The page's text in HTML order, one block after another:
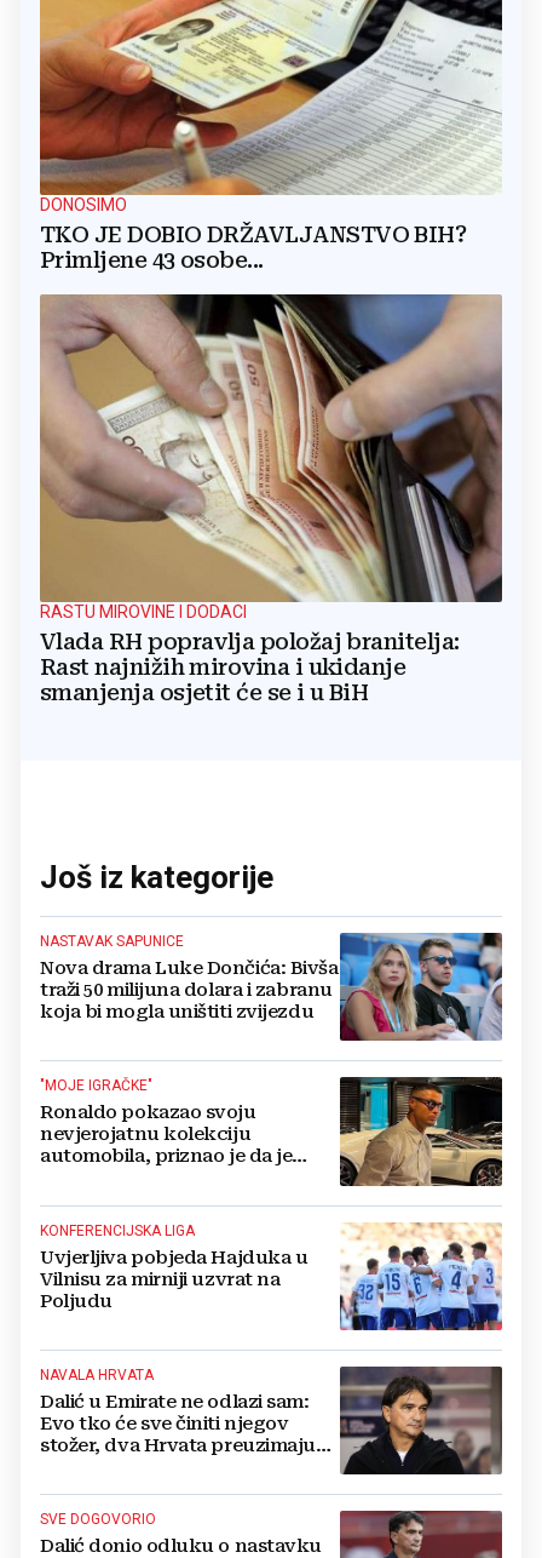
DONOSIMO
TKO JE DOBIO DRŽAVLJANSTVO BIH?
Primljene 43 osobe...
RASTU MIROVINE I DODACI
Vlada RH popravlja položaj branitelja:
Rast najnižih mirovina i ukidanje
smanjenja osjetit će se i u BiH
Još iz kategorije
NASTAVAK SAPUNICE
Nova drama Luke Dončića: Bivša
traži 50 milijuna dolara i zabranu
koja bi mogla uništiti zvijezdu
"MOJE IGRAČKE"
Ronaldo pokazao svoju
nevjerojatnu kolekciju
automobila, priznao je da je
KONFERENCIJSKA LIGA
Uvjerljiva pobjeda Hajduka u
Vilnisu za mirniji uzvrat na
Poljudu
NAVALA HRVATA
Dalić u Emirate ne odlazi sam:
Evo tko će sve činiti njegov
stožer, dva Hrvata preuzimaju
SVE DOGOVORIO
Dalić donio odluku o nastavku